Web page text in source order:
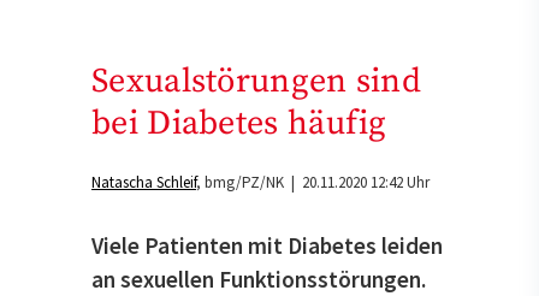
Sexualstörungen sind
bei Diabetes häufig
Natascha Schleif bmg/PZ/NK | 20.11.2020 12:42 Uhr
Viele Patienten mit Diabetes leiden
an sexuellen Funktionsstörungen.